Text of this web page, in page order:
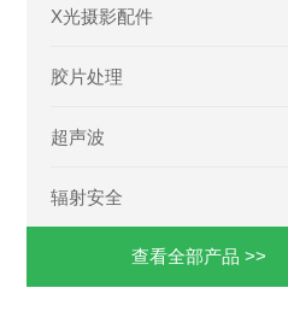
X光摄影配件
胶片处理
超声波
辐射安全
查看全部产品 >>